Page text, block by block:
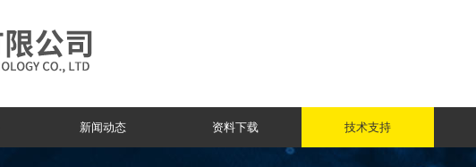
新闻动态 资料下载 技术支持